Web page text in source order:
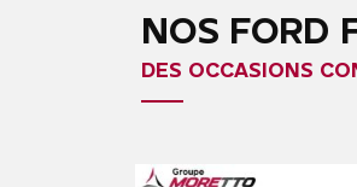
NOS FORD
DES OCCASIONS